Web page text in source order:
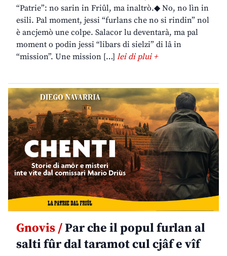
“Patrie”: no sarin in Friûl, ma inaltrò.◆ No, no lìn in
esili. Pal moment, jessi “furlans che no si rindin” nol
è ancjemò une colpe. Salacor lu deventarà, ma pal
moment o podin jessi “libars di sielzi” di lâ in
“mission”. Une mission […] lei di plui +
Gnovis /Par che il popul furlan al
salti fûr dal taramot cul cjâf e vîf